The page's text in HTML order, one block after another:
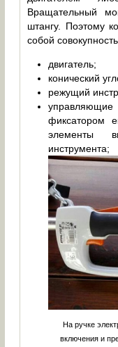
Вращательный
штангу. Поэтому
собой
двигатель;
конический
режущий
фиксатором
элементы
инструмента;
На ручке
включения и